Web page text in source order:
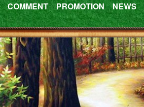
COMMENT PROMOTION NEWS